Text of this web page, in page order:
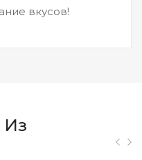
вкусов!
Из